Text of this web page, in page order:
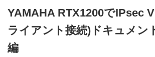
YAMAHA RTX1200でIPsec
ライアント接続)ドキュメン
編